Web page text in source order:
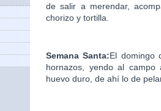
de salir a merendar,
chorizo y tortilla.
Semana Santa:El domingo
hornazos, yendo al
huevo duro, de ahí lo de